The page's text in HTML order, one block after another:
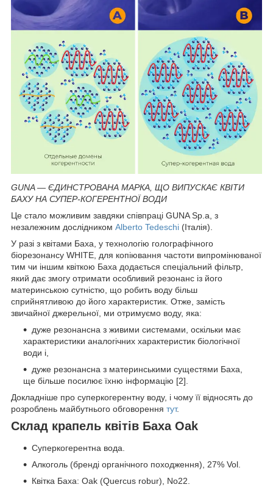
GUNA — ЄДИНСТРОВАНА МАРКА, ЩО ВИПУСКАЄ КВІТИ
БАХУ НА СУПЕР-КОГЕРЕНТНОЇ ВОДИ
Це стало можливим завдяки співпраці GUNA Sp.a, з
незалежним дослідником Alberto Tedeschi (Італія).
У разі з квітами Баха, у технологію голографічного
біорезонансу WHITE, для копіювання частоти випромінюваної
тим чи іншим квіткою Баха додається спеціальний фільтр,
який дає змогу отримати особливий резонанс із його
материнською сутністю, що робить воду більш
сприйнятливою до його характеристик. Отже, замість
звичайної джерельної, ми отримуємо воду, яка:
дуже резонансна з живими системами, оскільки має
характеристики аналогічних характеристик біологічної
води і,
дуже резонансна з материнськими сущестями Баха,
ще більше посилює їхню інформацію [2].
Докладніше про суперкогерентну воду, і чому її відносять до
розроблень майбутнього обговорення тут.
Склад крапель квітів Баха Oak
Суперкогерентна вода.
Алкоголь (бренді органічного походження), 27% Vol.
Квітка Баха: Oak (Quercus robur), No22.